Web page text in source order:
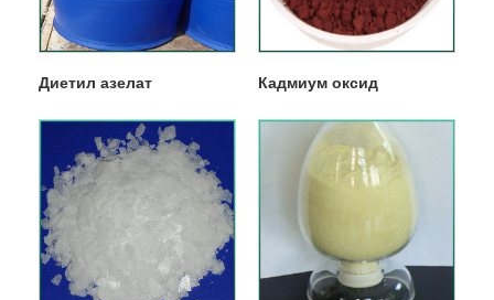
Диетил азелат Кадмиум оксид